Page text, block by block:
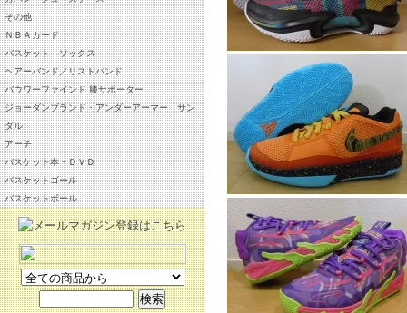
その他
ＮＢＡカード
バスケット ソックス
ヘアーバンド／リストバンド
バウワーファインド 膝サポーター
ジョーダンブランド・アンダーアーマー サン
ダル
アーチ
バスケット本・ＤＶＤ
バスケットゴール
バスケットボール